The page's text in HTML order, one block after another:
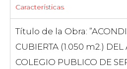
Características
Título de la Obra:
CUBIERTA (1.050 m2.)
COLEGIO PUBLICO DE